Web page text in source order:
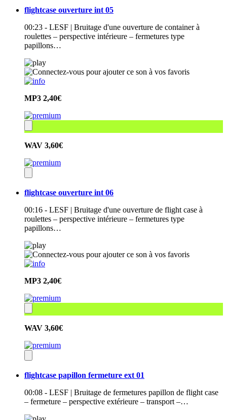
flightcase ouverture int 05
00:23 - LESF | Bruitage d'une ouverture de container à
roulettes – perspective intérieure – fermetures type
papillons…
MP3 2,40€
WAV 3,60€
flightcase ouverture int 06
00:16 - LESF | Bruitage d'une ouverture de flight case à
roulettes – perspective intérieure – fermetures type
papillons…
MP3 2,40€
WAV 3,60€
flightcase papillon fermeture ext 01
00:08 - LESF | Bruitage de fermetures papillon de flight case
– fermeture – perspective extérieure – transport –…